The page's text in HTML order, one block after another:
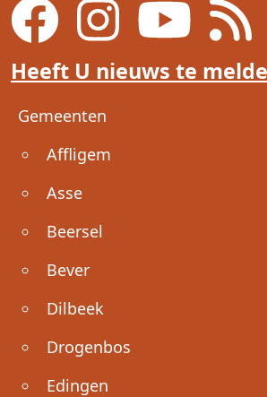
Heeft U nieuws te
Voet
Gemeenten
Affligem
Asse
Beersel
Bever
Dilbeek
Drogenbos
Edingen